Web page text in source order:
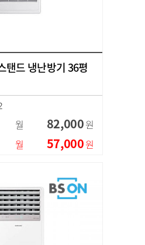
탠드 냉난방기 36평
월 82,000원
월 57,000원